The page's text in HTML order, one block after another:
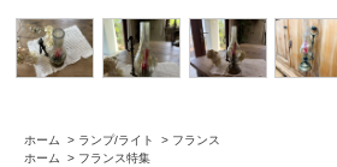
ホーム > ランプ/ライト > フランス
ホーム
> フランス特集